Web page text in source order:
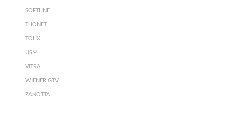
SOFTLINE
THONET
TOLIX
USM
VITRA
WIENER GTV
ZANOTTA